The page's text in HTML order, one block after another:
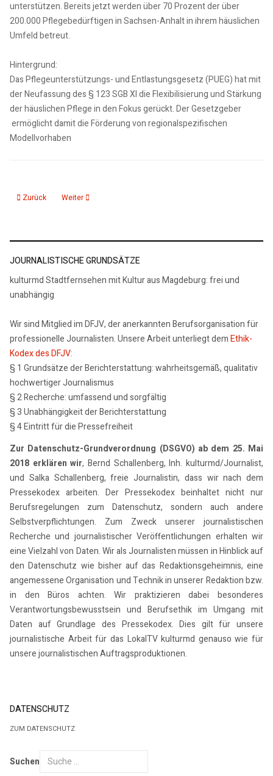
unterstützen. Bereits jetzt werden über 70 Prozent der über
200.000 Pflegebedürftigen in Sachsen-Anhalt in ihrem häuslichen
Umfeld betreut.
Hintergrund:
Das Pflegeunterstützungs- und Entlastungsgesetz (PUEG) hat mit
der Neufassung des § 123 SGB XI die Flexibilisierung und Stärkung
der häuslichen Pflege in den Fokus gerückt. Der Gesetzgeber
ermöglicht damit die Förderung von regionalspezifischen
Modellvorhaben
Vorheriger Beitrag: 13.03.26: Von Sachsen Anhalt aus fünf Richtungen
Zurück Nächster Beitrag: 13.03.26: Konjunkturumfrage der IHK in
Weiter
JOURNALISTISCHE GRUNDSÄTZE
kulturmd Stadtfernsehen mit Kultur aus Magdeburg: frei und
unabhängig
Wir sind Mitglied im DFJV, der anerkannten Berufsorganisation für
professionelle Journalisten. Unsere Arbeit unterliegt demEthik-
Kodex des DFJV:
§ 1 Grundsätze der Berichterstattung: wahrheitsgemäß, qualitativ
hochwertiger Journalismus
§ 2 Recherche: umfassend und sorgfältig
§ 3 Unabhängigkeit der Berichterstattung
§ 4 Eintritt für die Pressefreiheit
Zur Datenschutz-Grundverordnung (DSGVO) ab dem 25. Mai
2018 erklären wir, Bernd Schallenberg, Inh. kulturmd/Journalist,
und Salka Schallenberg, freie Journalistin, dass wir nach dem
Pressekodex arbeiten. Der Pressekodex beinhaltet nicht nur
Berufsregelungen zum Datenschutz, sondern auch andere
Selbstverpflichtungen. Zum Zweck unserer journalistischen
Recherche und journalistischer Veröffentlichungen erhalten wir
eine Vielzahl von Daten. Wir als Journalisten müssen in Hinblick auf
den Datenschutz wie bisher auf das Redaktionsgeheimnis, eine
angemessene Organisation und Technik in unserer Redaktion bzw.
in den Büros achten. Wir praktizieren dabei besonderes
Verantwortungsbewusstsein und Berufsethik im Umgang mit
Daten auf Grundlage des Pressekodex. Dies gilt für unsere
journalistische Arbeit für das LokalTV kulturmd genauso wie für
unsere journalistischen Auftragsproduktionen.
DATENSCHUTZ
ZUM DATENSCHUTZ
Suchen